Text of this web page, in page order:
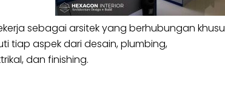
sebagai arsitek yang berhubungan
tiap aspek dari desain, plumbing,
dan finishing.